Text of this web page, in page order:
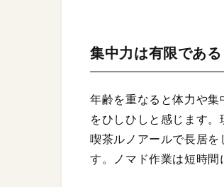
集中力は有限である
年齢を重なると体力や
をひしひしと感じます
喫茶ルノアールで長居
す。ノマド作業は短時間